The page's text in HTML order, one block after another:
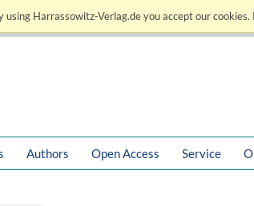
Harrassowitz-Verlag.de you accept our
Authors Open Access Service